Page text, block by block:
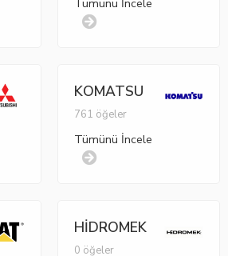
KOMATSU
761 öğeler
Tümünü İncele
HİDROMEK
0 öğeler